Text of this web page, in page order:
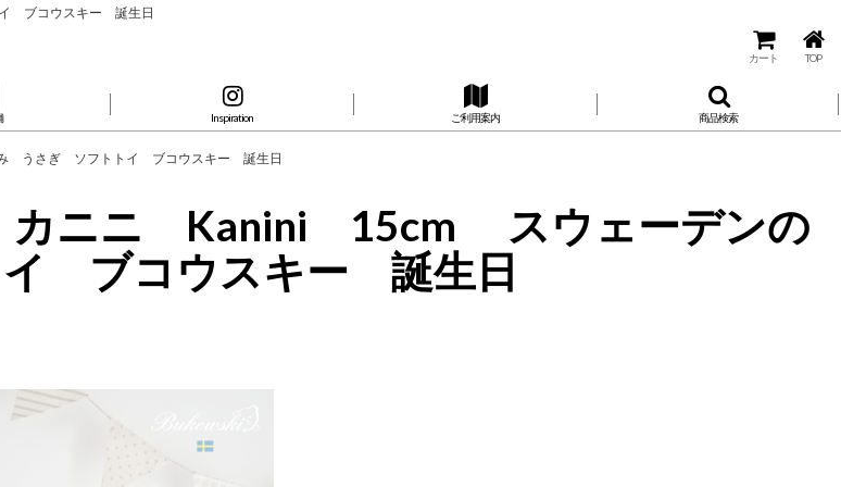
ブコウスキー 誕生日
カート TOP
Inspiration ご利用案内 商品検索
み うさぎ ソフトトイ ブコウスキー 誕生日
カニニ Kanini 15cm スウェーデンの
ブコウスキー 誕生日